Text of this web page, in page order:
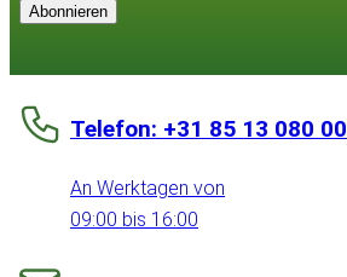
Abonnieren
Telefon: +31 85 13 080 00
An Werktagen von
09:00 bis 16:00